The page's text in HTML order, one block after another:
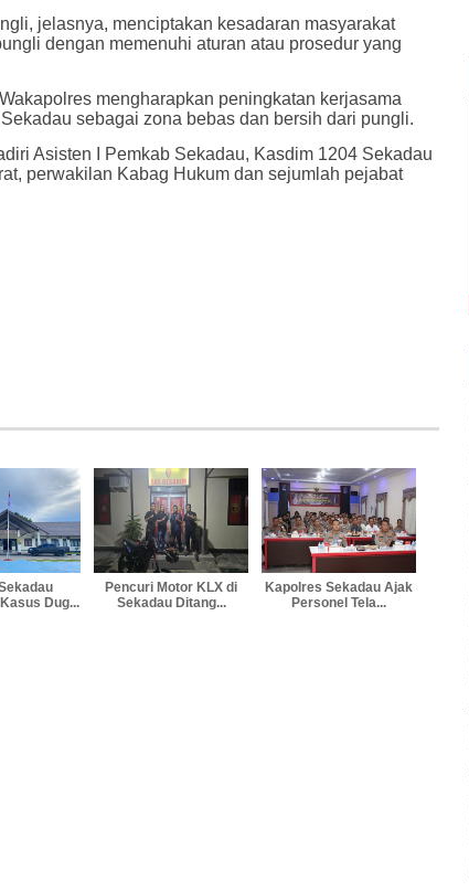
jelasnya, menciptakan kesadaran masyarakat
dengan memenuhi aturan atau prosedur yang
mengharapkan peningkatan kerjasama
sebagai zona bebas dan bersih dari pungli.
Asisten I Pemkab Sekadau, Kasdim 1204 Sekadau
perwakilan Kabag Hukum dan sejumlah pejabat
Dug...
Pencuri Motor KLX di
Sekadau Ditang...
Kapolres Sekadau Ajak
Personel Tela...